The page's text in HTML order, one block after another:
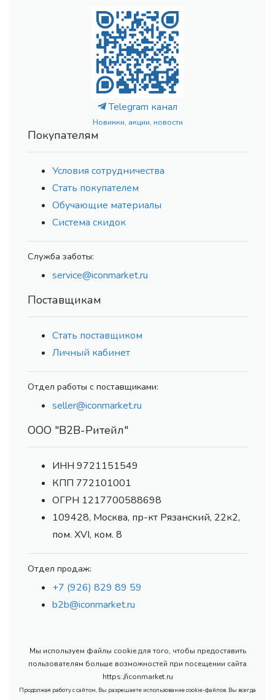
Telegram канал
Новинки, акции, новости
Покупателям
Условия сотрудничества
Стать покупателем
Обучающие материалы
Система скидок
Служба заботы:
service@iconmarket.ru
Поставщикам
Стать поставщиком
Личный кабинет
Отдел работы с поставщиками:
seller@iconmarket.ru
ООО "В2В-Ритейл"
ИНН 9721151549
КПП 772101001
ОГРН 1217700588698
109428, Москва, пр-кт Рязанский, 22к2,
пом. XVI, ком. 8
Отдел продаж:
+7 (926) 829 89 59
b2b@iconmarket.ru
Мы используем файлы cookie для того, чтобы предоставить
пользователям больше возможностей при посещении сайта
https://iconmarket.ru
Продолжая работу с сайтом, Вы разрешаете использование cookie-файлов. Вы всегда